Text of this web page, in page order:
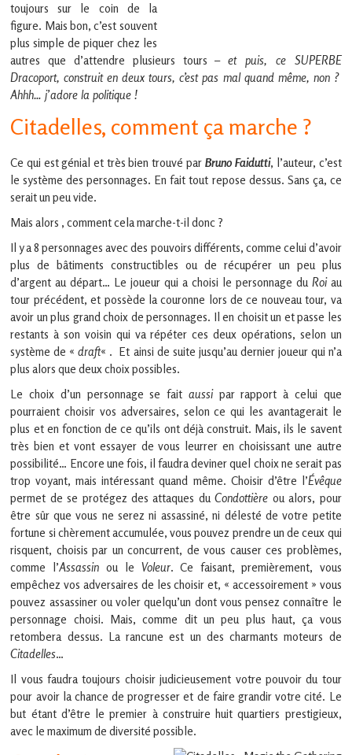
toujours sur le coin de la
figure. Mais bon, c’est souvent
plus simple de piquer chez les
autres que d’attendre plusieurs tours –et puis, ce SUPERBE
Dracoport, construit en deux tours, c’est pas mal quand même, non ?
Ahhh… j’adore la politique !
Citadelles, comment ça marche ?
Ce qui est génial et très bien trouvé par Bruno Faidutti, l’auteur, c’est
le système des personnages. En fait tout repose dessus. Sans ça, ce
serait un peu vide.
Mais alors , comment cela marche-t-il donc ?
Il y a 8 personnages avec des pouvoirs différents, comme celui d’avoir
plus de bâtiments constructibles ou de récupérer un peu plus
d’argent au départ… Le joueur qui a choisi le personnage du Roiau
tour précédent, et possède la couronne lors de ce nouveau tour, va
avoir un plus grand choix de personnages. Il en choisit un et passe les
restants à son voisin qui va répéter ces deux opérations, selon un
système de «draft« . Et ainsi de suite jusqu’au dernier joueur qui n’a
plus alors que deux choix possibles.
Le choix d’un personnage se fait aussipar rapport à celui que
pourraient choisir vos adversaires, selon ce qui les avantagerait le
plus et en fonction de ce qu’ils ont déjà construit. Mais, ils le savent
très bien et vont essayer de vous leurrer en choisissant une autre
possibilité… Encore une fois, il faudra deviner quel choix ne serait pas
trop voyant, mais intéressant quand même. Choisir d’être l’Évêque
permet de se protégez des attaques duCondottière ou alors, pour
être sûr que vous ne serez ni assassiné, ni délesté de votre petite
fortune si chèrement accumulée, vous pouvez prendre un de ceux qui
risquent, choisis par un concurrent, de vous causer ces problèmes,
comme l’Assassinou le Voleur. Ce faisant, premièrement, vous
empêchez vos adversaires de les choisir et, « accessoirement » vous
pouvez assassiner ou voler quelqu’un dont vous pensez connaître le
personnage choisi. Mais, comme dit un peu plus haut, ça vous
retombera dessus. La rancune est un des charmants moteurs de
Citadelles…
Il vous faudra toujours choisir judicieusement votre pouvoir du tour
pour avoir la chance de progresser et de faire grandir votre cité. Le
but étant d’être le premier à construire huit quartiers prestigieux,
avec le maximum de diversité possible.